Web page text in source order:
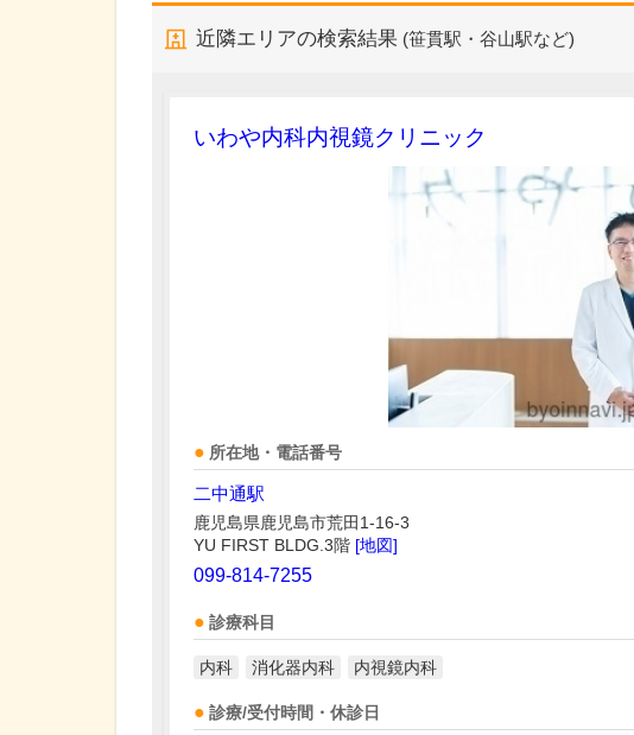
近隣エリアの検索結果 (笹貫駅・谷山駅など)
いわや内科内視鏡クリニック
所在地・電話番号
二中通駅
鹿児島県鹿児島市荒田1-16-3
YU FIRST BLDG.3階 [地図]
099-814-7255
診療科目
内科 消化器内科 内視鏡内科
診療/受付時間・休診日